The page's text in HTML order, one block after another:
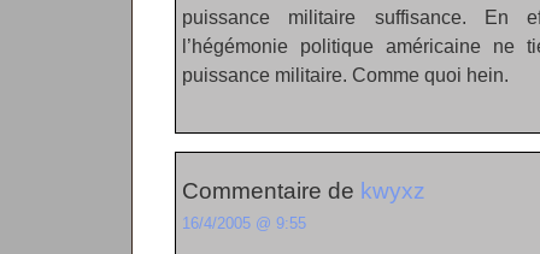
puissance militaire suffisance. En
l’hégémonie politique américaine
puissance militaire. Comme quoi hein.
Commentaire de kwyxz
16/4/2005 @ 9:55